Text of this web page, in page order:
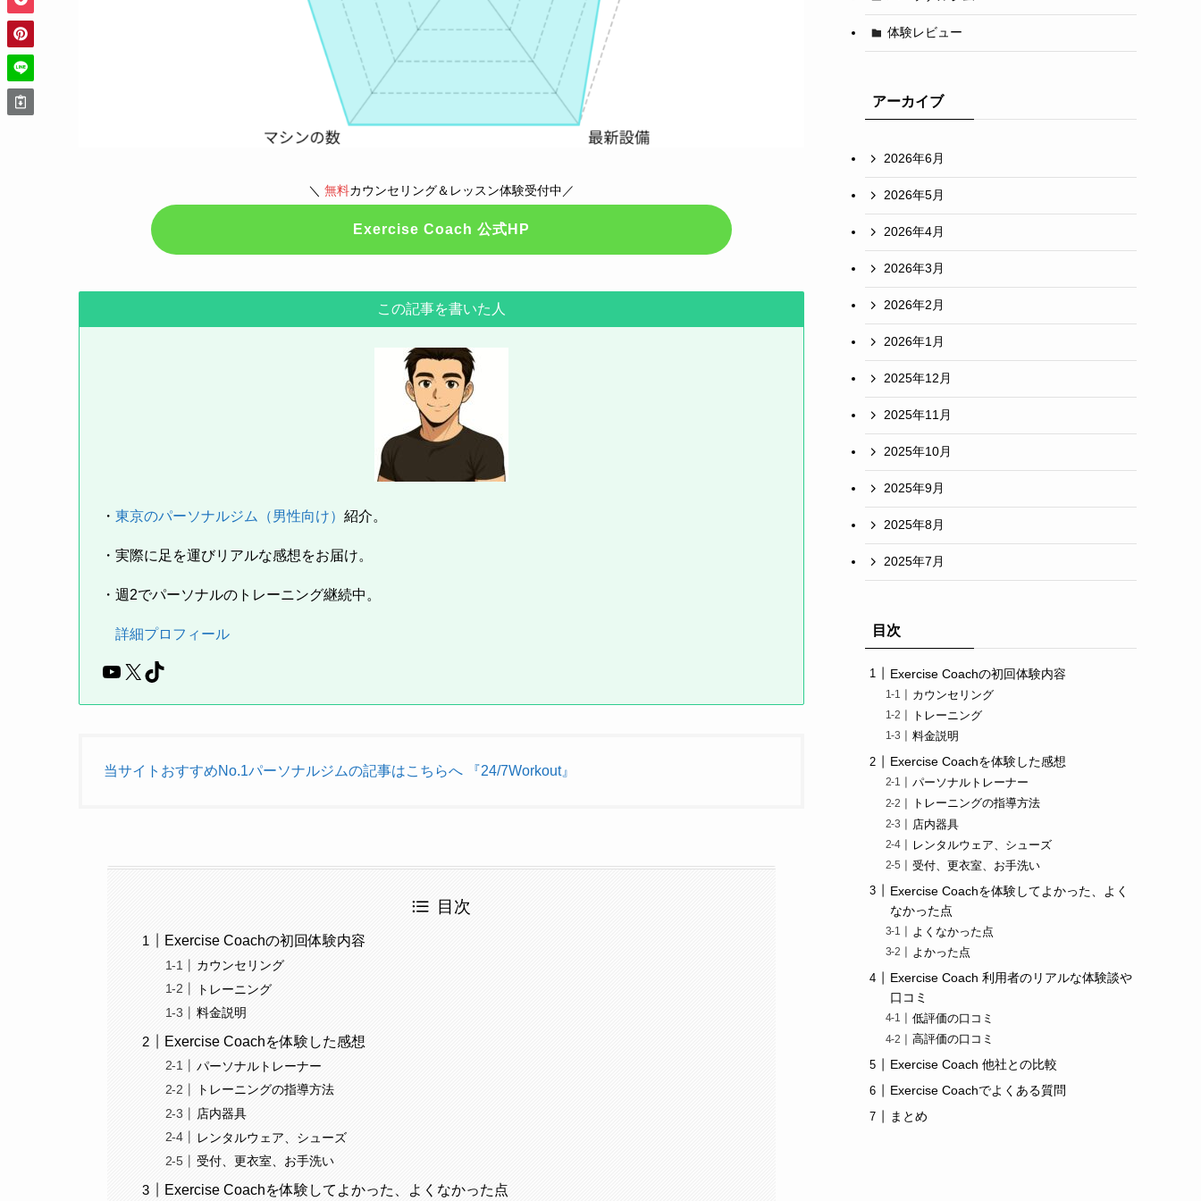
＼ 無料カウンセリング＆レッスン体験受付中／
Exercise Coach 公式HP
この記事を書いた人
・ 東京のパーソナルジム（男性向け） 紹介。
・実際に足を運びリアルな感想をお届け。
・週2でパーソナルのトレーニング継続中。
詳細プロフィール
YouTube
X TikTok
当サイトおすすめNo.1パーソナルジムの記事はこちらへ 『24/7Workout』
目次
Exercise Coachの初回体験内容
カウンセリング
トレーニング
料金説明
Exercise Coachを体験した感想
パーソナルトレーナー
トレーニングの指導方法
店内器具
レンタルウェア、シューズ
受付、更衣室、お手洗い
Exercise Coachを体験してよかった、よくなかった点
体験レビュー
アーカイブ
2026年6月
2026年5月
2026年4月
2026年3月
2026年2月
2026年1月
2025年12月
2025年11月
2025年10月
2025年9月
2025年8月
2025年7月
目次
Exercise Coachの初回体験内容
カウンセリング
トレーニング
料金説明
Exercise Coachを体験した感想
パーソナルトレーナー
トレーニングの指導方法
店内器具
レンタルウェア、シューズ
受付、更衣室、お手洗い
Exercise Coachを体験してよかった、よく
なかった点
よくなかった点
よかった点
Exercise Coach 利用者のリアルな体験談や
口コミ
低評価の口コミ
高評価の口コミ
Exercise Coach 他社との比較
Exercise Coachでよくある質問
まとめ